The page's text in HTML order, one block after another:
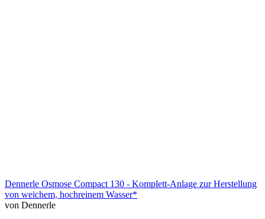
Dennerle Osmose Compact 130 - Komplett-Anlage zur Herstellung
von weichem, hochreinem Wasser*
von Dennerle